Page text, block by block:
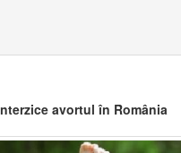
avortul în România